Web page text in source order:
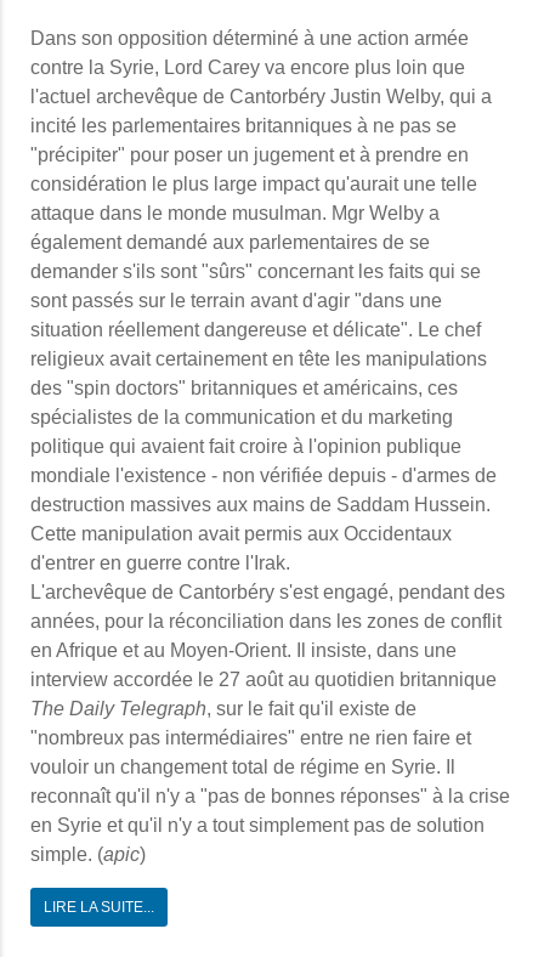
Dans son opposition déterminé à une action armée
contre la Syrie, Lord Carey va encore plus loin que
l'actuel archevêque de Cantorbéry Justin Welby, qui a
incité les parlementaires britanniques à ne pas se
"précipiter" pour poser un jugement et à prendre en
considération le plus large impact qu'aurait une telle
attaque dans le monde musulman. Mgr Welby a
également demandé aux parlementaires de se
demander s'ils sont "sûrs" concernant les faits qui se
sont passés sur le terrain avant d'agir "dans une
situation réellement dangereuse et délicate". Le chef
religieux avait certainement en tête les manipulations
des "spin doctors" britanniques et américains, ces
spécialistes de la communication et du marketing
politique qui avaient fait croire à l'opinion publique
mondiale l'existence - non vérifiée depuis - d'armes de
destruction massives aux mains de Saddam Hussein.
Cette manipulation avait permis aux Occidentaux
d'entrer en guerre contre l'Irak.
L'archevêque de Cantorbéry s'est engagé, pendant des
années, pour la réconciliation dans les zones de conflit
en Afrique et au Moyen-Orient. Il insiste, dans une
interview accordée le 27 août au quotidien britannique
The Daily Telegraph, sur le fait qu'il existe de
"nombreux pas intermédiaires" entre ne rien faire et
vouloir un changement total de régime en Syrie. Il
reconnaît qu'il n'y a "pas de bonnes réponses" à la crise
en Syrie et qu'il n'y a tout simplement pas de solution
simple. (apic)
LIRE LA SUITE...